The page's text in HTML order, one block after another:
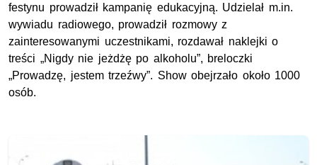
festynu prowadził kampanię edukacyjną. Udzielał m.in.
wywiadu radiowego, prowadził rozmowy z
zainteresowanymi uczestnikami, rozdawał naklejki o
treści „Nigdy nie jeżdżę po alkoholu”, breloczki
„Prowadzę, jestem trzeźwy”. Show obejrzało około 1000
osób.